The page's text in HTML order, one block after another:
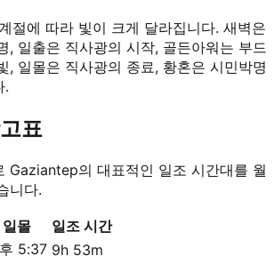
절에 따라 빛이 크게 달라집니다. 새벽은
, 일출은 직사광의 시작, 골든아워는 부드
, 일몰은 직사광의 종료, 황혼은 시민박명
.
표
Gaziantep의 대표적인 일조 시간대를 월
니다.
일몰
일조 시간
5:37 9h 53m